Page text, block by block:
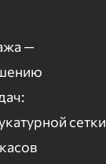
—
сетки